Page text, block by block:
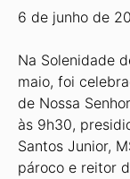
6 de junho de
Na Solenidade
maio, foi
de Nossa
às 9h30,
Santos Junior,
pároco e reitor